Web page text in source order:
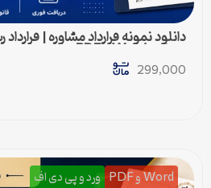
دانلود نمونه قرارداد مشاوره |
299,000
Word و PDF ورد و پی دی اف